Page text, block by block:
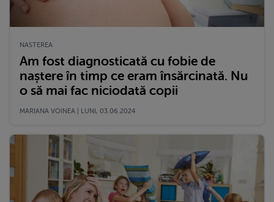
NASTEREA
Am fost diagnosticată cu fobie de
naștere în timp ce eram însărcinată. Nu
o să mai fac niciodată copii
MARIANA VOINEA | LUNI, 03.06.2024